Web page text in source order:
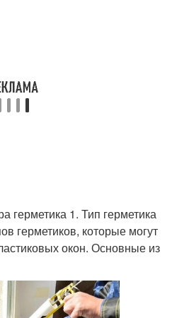
герметика 1. Тип герметика
герметиков, которые могут
окон. Основные из